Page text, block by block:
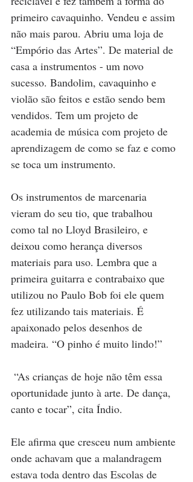
primeiro cavaquinho. Vendeu e assim
não mais parou. Abriu uma loja de
“Empório das Artes”. De material de
casa a instrumentos - um novo
sucesso. Bandolim, cavaquinho e
violão são feitos e estão sendo bem
vendidos. Tem um projeto de
academia de música com projeto de
aprendizagem de como se faz e como
se toca um instrumento.
Os instrumentos de marcenaria
vieram do seu tio, que trabalhou
como tal no Lloyd Brasileiro, e
deixou como herança diversos
materiais para uso. Lembra que a
primeira guitarra e contrabaixo que
utilizou no Paulo Bob foi ele quem
fez utilizando tais materiais. É
apaixonado pelos desenhos de
madeira. “O pinho é muito lindo!”
oportunidade junto à arte. De dança,
canto e tocar”, cita Índio.
Ele afirma que cresceu num ambiente
onde achavam que a malandragem
estava toda dentro das Escolas de